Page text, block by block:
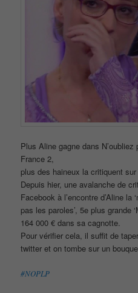
Plus Aline gagne dans
France 2,
plus des haineux la critiquent
Depuis hier, une avalanche de
Facebook à l’encontre d’Aline la
pas les paroles’, 5e plus grande
164 000 € dans sa cagnotte.
Pour vérifier cela, il suffit de
twitter et on tombe sur un
#NOPLP